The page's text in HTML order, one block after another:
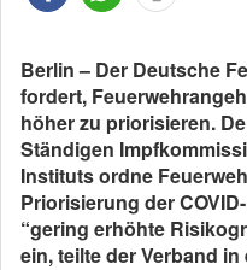
Berlin – Der Deutsche
fordert,
höher zu priorisieren.
Ständigen
Instituts ordne
Priorisierung der
“gering erhöhte
ein, teilte der Verband